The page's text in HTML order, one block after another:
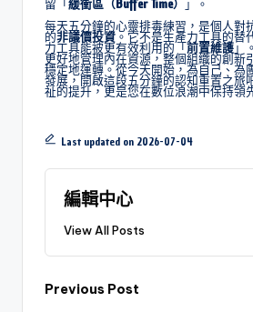
留「緩衝區（Buffer Time）」。
每天五分鐘的心靈排毒練習，是個人對
的非議價投資 。它不是生產力工具的替
力工具能被更有效利用的「前置維護」
更好地管理內在資源，整個組織的創新
穩定地運轉。從今天開始，為自己、為
發展，開啟這段五分鐘的認知重置之旅
祉的提升，更是您在數位浪潮中保持領
Last updated on 2026-07-04
編輯中心
View All Posts
Previous Post